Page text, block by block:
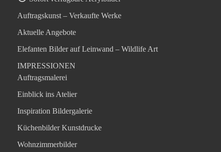
Auftragskunst – Verkaufte Werke
Aktuelle Angebote
Elefanten Bilder auf Leinwand – Wildlife Art
IMPRESSIONEN
Auftragsmalerei
Einblick ins Atelier
Inspiration Bildergalerie
Küchenbilder Kunstdrucke
Wohnzimmerbilder